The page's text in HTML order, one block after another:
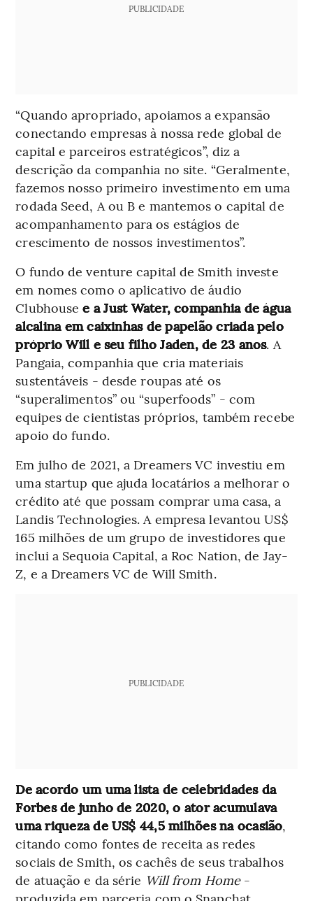
PUBLICIDADE
“Quando apropriado, apoiamos a expansão
conectando empresas à nossa rede global de
capital e parceiros estratégicos”, diz a
descrição da companhia no site. “Geralmente,
fazemos nosso primeiro investimento em uma
rodada Seed, A ou B e mantemos o capital de
acompanhamento para os estágios de
crescimento de nossos investimentos”.
O fundo de venture capital de Smith investe
em nomes como o aplicativo de áudio
Clubhousee a Just Water, companhia de água
alcalina em caixinhas de papelão criada pelo
próprio Will e seu filho Jaden, de 23 anos. A
Pangaia, companhia que cria materiais
sustentáveis - desde roupas até os
“superalimentos” ou “superfoods” - com
equipes de cientistas próprios, também recebe
apoio do fundo.
Em julho de 2021, a Dreamers VC investiu em
uma startup que ajuda locatários a melhorar o
crédito até que possam comprar uma casa, a
Landis Technologies. A empresa levantou US$
165 milhões de um grupo de investidores que
inclui a Sequoia Capital, a Roc Nation, de Jay-
Z, e a Dreamers VC de Will Smith.
PUBLICIDADE
De acordo um uma lista de celebridades da
Forbes de junho de 2020, o ator acumulava
uma riqueza de US$ 44,5 milhões na ocasião,
citando como fontes de receita as redes
sociais de Smith, os cachês de seus trabalhos
de atuação e da série Will from Home -